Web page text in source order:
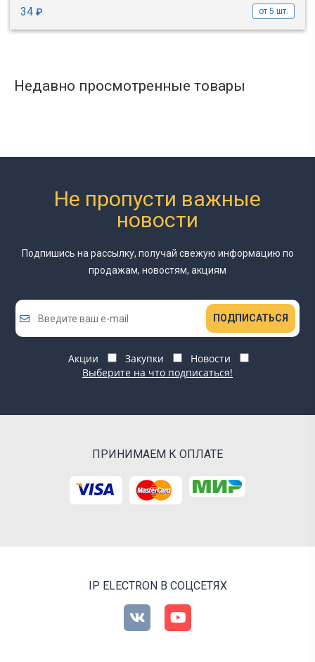
34 ₽ от 5 шт.
Недавно просмотренные товары
Не пропусти важные
новости
Подпишись на рассылку, получай свежую информацию по
продажам, новостям, акциям
ПОДПИСАТЬСЯ
Акции Закупки
Новости
Выберите на что подписаться!
ПРИНИМАЕМ К ОПЛАТЕ
IP ELECTRON В СОЦСЕТЯХ